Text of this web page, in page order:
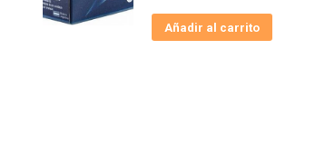
Añadir al carrito